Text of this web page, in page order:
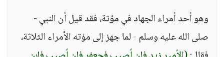
وهو أحد أمراء الجهاد في مؤتة، فقد قيل أن النبي -
صلى الله عليه وسلم - لما جهز إلى مؤته الأمراء الثلاثة،